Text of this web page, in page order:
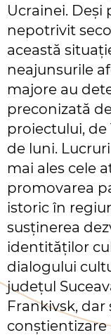
Ucrainei. Deși
nepotrivit
această
neajunsurile
majore au
preconizată
proiectului, de
de luni.
mai ales cele
promovarea
istoric în
susținerea
identităților
dialogului
județul
Frankivsk,